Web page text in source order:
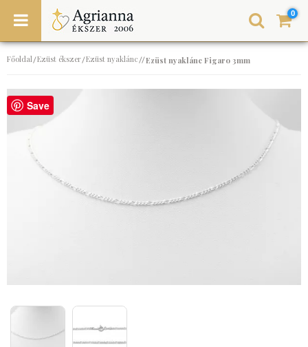
0
Főoldal/Ezüst ékszer/Ezüst nyaklánc//Ezüst nyaklánc Figaro 3mm
Save